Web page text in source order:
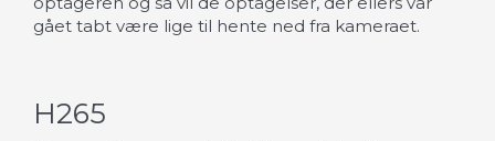
gået tabt være lige til hente ned fra kameraet.
H265